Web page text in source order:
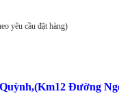
yêu cầu đặt hàng)
Đường